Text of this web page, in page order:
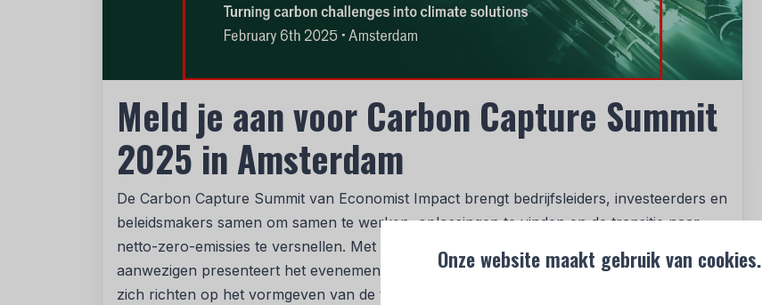
Onze website maakt gebruik van cookies.
Meld je aan voor Carbon Capture Summit
2025 in Amsterdam
De Carbon Capture Summit van Economist Impact brengt bedrijfsleiders, investeerders en
beleidsmakers samen om samen te werken, oplossingen te vinden en de transitie naar
netto-zero-emissies te versnellen. Met meer dan 80 sprekers en meer dan 400
aanwezigen presenteert het evenement originele inzichten en praktische oplossingen die
zich richten op het vormgeven van de toekomst van de CCUS-markt. Ontmoet de meest